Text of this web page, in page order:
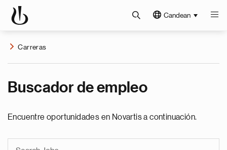
Candean
Carreras
Buscador de empleo
Encuentre oportunidades en Novartis a continuación.